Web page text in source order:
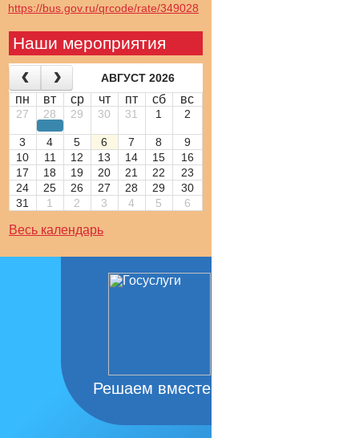
https://bus.gov.ru/qrcode/rate/349028
Наши мероприятия
АВГУСТ 2026
пн вт ср чт пт сб вс
27 28 29 30 31 1 2
3 4 5 6 7 8
9
10
11 12 13 14 15
16
17
18 19 20 21 22
23
24
25 26 27 28 29
30
31
1 2 3 4 5 6
Весь календарь
Решаем вместе